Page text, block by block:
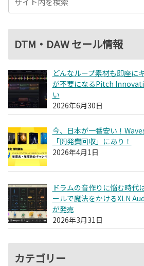
DTM・DAW セール情報
どんなループ素材も即座に
が不要になるPitch
い
2026年6月30日
今、日本が一番安い！
「開発費回収」にあり！
2026年4月1日
ドラムの音作りに悩む時代
ールで魔法をかけるXLN
が発売
2026年3月31日
カテゴリー